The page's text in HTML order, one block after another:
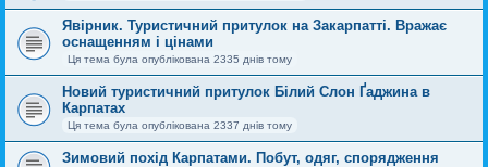
Явірник. Туристичний притулок на Закарпатті. Вражає
оснащенням і цінами
Ця тема була опублікована 2335 днів тому
Новий туристичний притулок Білий Слон Ґаджина в
Карпатах
Ця тема була опублікована 2337 днів тому
Зимовий похід Карпатами. Побут, одяг, спорядження